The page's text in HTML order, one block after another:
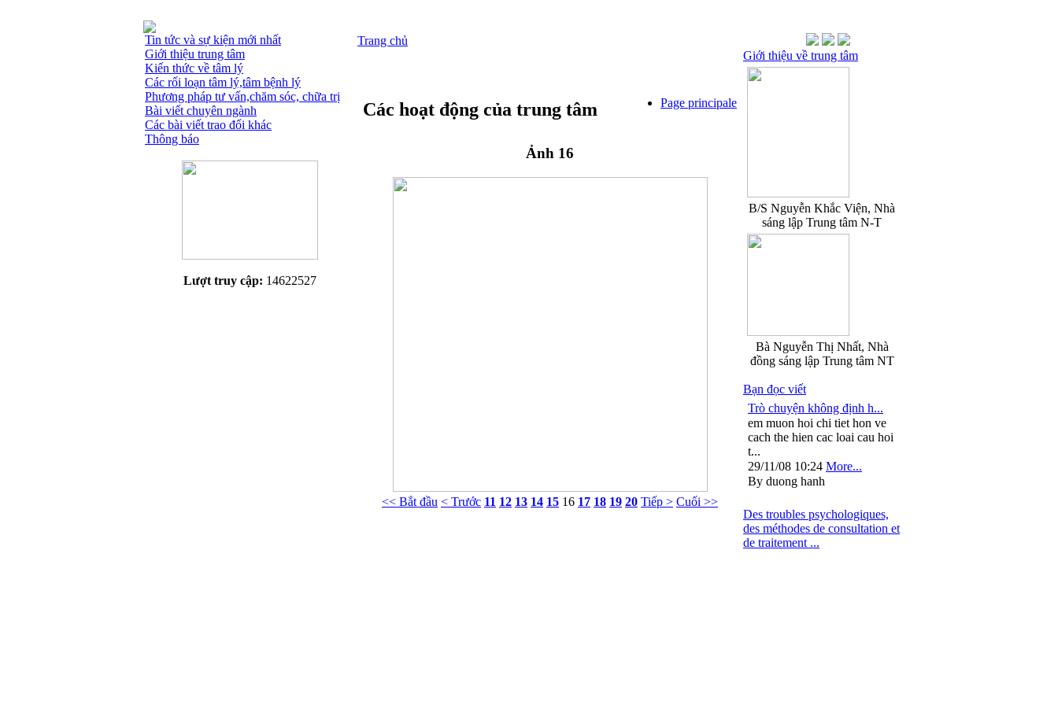
Tin tức và sự kiện mới nhất
Giới thiệu trung tâm
Kiến thức về tâm lý
Các rối loạn tâm lý,tâm bệnh lý
Phương pháp tư vấn,chăm sóc, chữa trị
Bài viết chuyên ngành
Các bài viết trao đổi khác
Thông báo
Lượt truy cập: 14622527
Trang chủ
Page principale
Các hoạt động của trung tâm
Ảnh 16
<< Bắt đầu < Trước 11 12 13 14 15 16 17 18 19 20 Tiếp > Cuối >>
Giới thiệu về trung tâm
B/S Nguyễn Khắc Viện, Nhà
sáng lập Trung tâm N-T
Bà Nguyễn Thị Nhất, Nhà
đồng sáng lập Trung tâm NT
Bạn đọc viết
Trò chuyện không định h...
em muon hoi chi tiet hon ve
cach the hien cac loai cau hoi
t...
29/11/08 10:24 More...
By duong hanh
Des troubles psychologiques,
des méthodes de consultation et
de traitement ...